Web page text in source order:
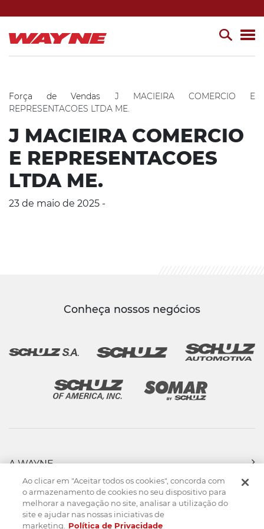
Força de Vendas
J MACIEIRA COMERCIO E
REPRESENTACOES LTDA ME.
J MACIEIRA COMERCIO
E REPRESENTACOES
LTDA ME.
23 de maio de 2025 -
Conheça nossos negócios
A WAYNE
PRODUTOS
FORÇA DE VENDAS
ASSISTÊNCIA TÉCNICA
DOWNLOADS
Ao clicar em "Aceitar todos os cookies", concorda com
o armazenamento de cookies no seu dispositivo para
melhorar a navegação no site, analisar a utilização do
site e ajudar nas nossas iniciativas de
marketing.
Política de Privacidade